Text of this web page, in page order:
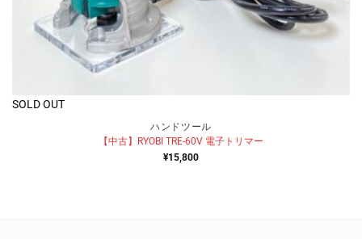
SOLD OUT
ハンドツール
【中古】RYOBI TRE-60V 電子トリマー
¥15,800